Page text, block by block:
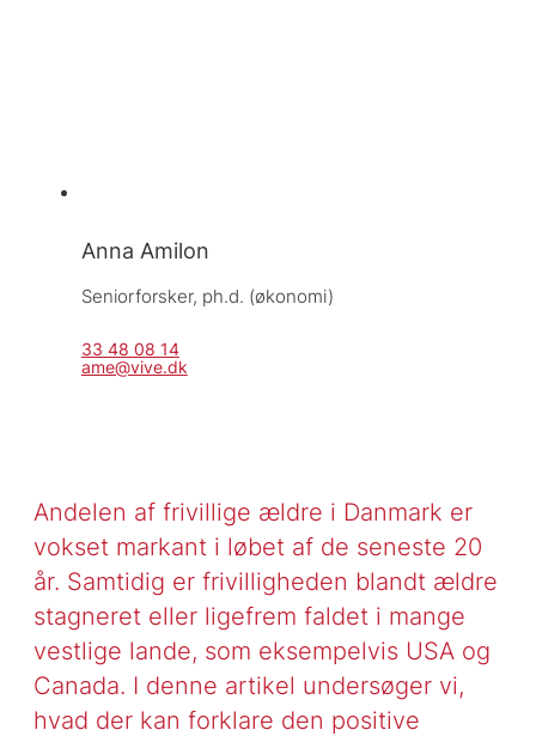
Anna Amilon
Seniorforsker, ph.d. (økonomi)
33 48 08 14
ame@vive.dk
Andelen af frivillige ældre i Danmark er
vokset markant i løbet af de seneste 20
år. Samtidig er frivilligheden blandt ældre
stagneret eller ligefrem faldet i mange
vestlige lande, som eksempelvis USA og
Canada. I denne artikel undersøger vi,
hvad der kan forklare den positive